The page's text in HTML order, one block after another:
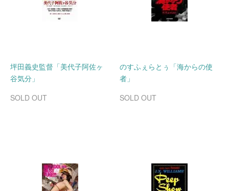
坪田義史監督「美代子阿佐ヶ
谷気分」
SOLD OUT
のすふぇらとぅ「海からの使
者」
SOLD OUT